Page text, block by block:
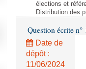
élections et
Distribution des
Question écrite
Date de
dépôt :
11/06/2024